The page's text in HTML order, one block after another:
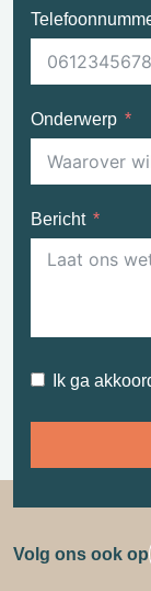
Onderwerp
Bericht
Ik ga
Volg ons ook op